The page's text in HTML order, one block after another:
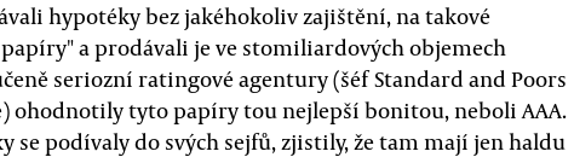
hypotéky bez jakéhokoliv zajištění, na takové
a prodávali je ve stomiliardových objemech
seriozní ratingové agentury (šéf Standard and Poors
ohodnotily tyto papíry tou nejlepší bonitou, neboli AAA.
se podívaly do svých sejfů, zjistily, že tam mají jen haldu